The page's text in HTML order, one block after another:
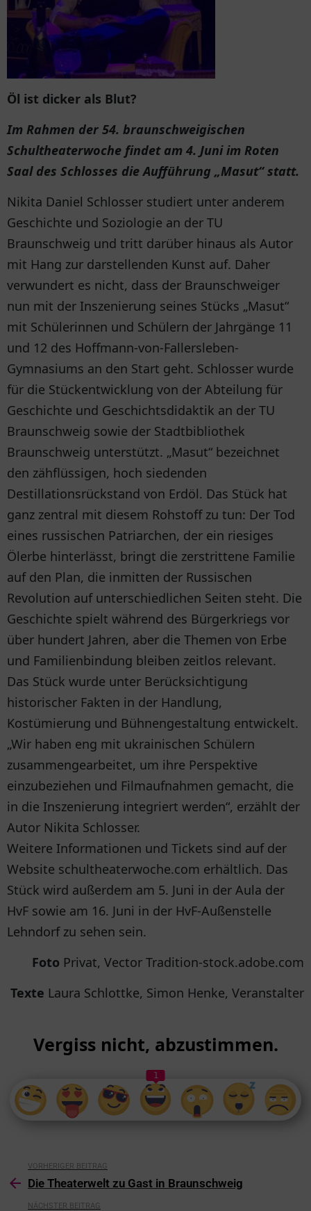
Öl ist dicker als Blut?
Im Rahmen der 54. braunschweigischen
Schultheaterwoche findet am 4. Juni im Roten
Saal des Schlosses die Aufführung „Masut“ statt.
Nikita Daniel Schlosser studiert unter anderem
Geschichte und Soziologie an der TU
Braunschweig und tritt darüber hinaus als Autor
mit Hang zur darstellenden Kunst auf. Daher
verwundert es nicht, dass der Braunschweiger
nun mit der Inszenierung seines Stücks „Masut“
mit Schülerinnen und Schülern der Jahrgänge 11
und 12 des Hoffmann-von-Fallersleben-
Gymnasiums an den Start geht. Schlosser wurde
für die Stückentwicklung von der Abteilung für
Geschichte und Geschichtsdidaktik an der TU
Braunschweig sowie der Stadtbibliothek
Braunschweig unterstützt. „Masut“ bezeichnet
den zähflüssigen, hoch siedenden
Destillationsrückstand von Erdöl. Das Stück hat
ganz zentral mit diesem Rohstoff zu tun: Der Tod
eines russischen Patriarchen, der ein riesiges
Ölerbe hinterlässt, bringt die zerstrittene Familie
auf den Plan, die inmitten der Russischen
Revolution auf unterschiedlichen Seiten steht. Die
Geschichte spielt während des Bürgerkriegs vor
über hundert Jahren, aber die Themen von Erbe
und Familienbindung bleiben zeitlos relevant.
Das Stück wurde unter Berücksichtigung
historischer Fakten in der Handlung,
Kostümierung und Bühnengestaltung entwickelt.
„Wir haben eng mit ukrainischen Schülern
zusammengearbeitet, um ihre Perspektive
einzubeziehen und Filmaufnahmen gemacht, die
in die Inszenierung integriert werden“, erzählt der
Autor Nikita Schlosser.
Weitere Informationen und Tickets sind auf der
Website schultheaterwoche.com erhältlich. Das
Stück wird außerdem am 5. Juni in der Aula der
HvF sowie am 16. Juni in der HvF-Außenstelle
Lehndorf zu sehen sein.
Foto Privat, Vector Tradition-stock.adobe.com
Texte Laura Schlottke, Simon Henke, Veranstalter
Vergiss nicht, abzustimmen.
1
VORHERIGER BEITRAG
Die Theaterwelt zu Gast in Braunschweig
NÄCHSTER BEITRAG